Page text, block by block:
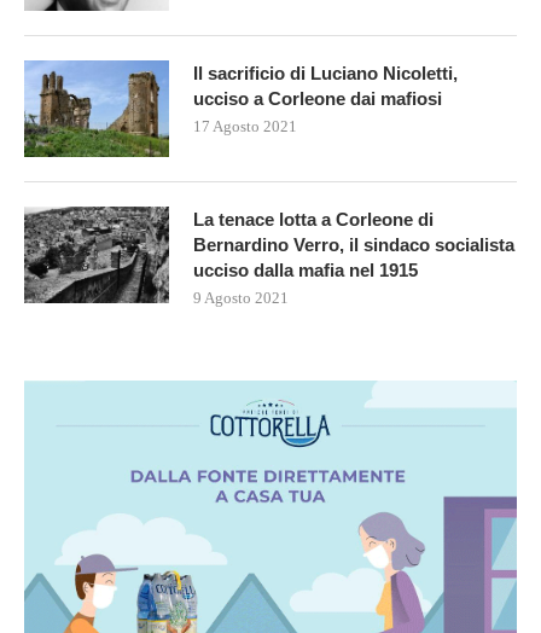
Il sacrificio di Luciano Nicoletti,
ucciso a Corleone dai mafiosi
17 Agosto 2021
La tenace lotta a Corleone di
Bernardino Verro, il sindaco socialista
ucciso dalla mafia nel 1915
9 Agosto 2021